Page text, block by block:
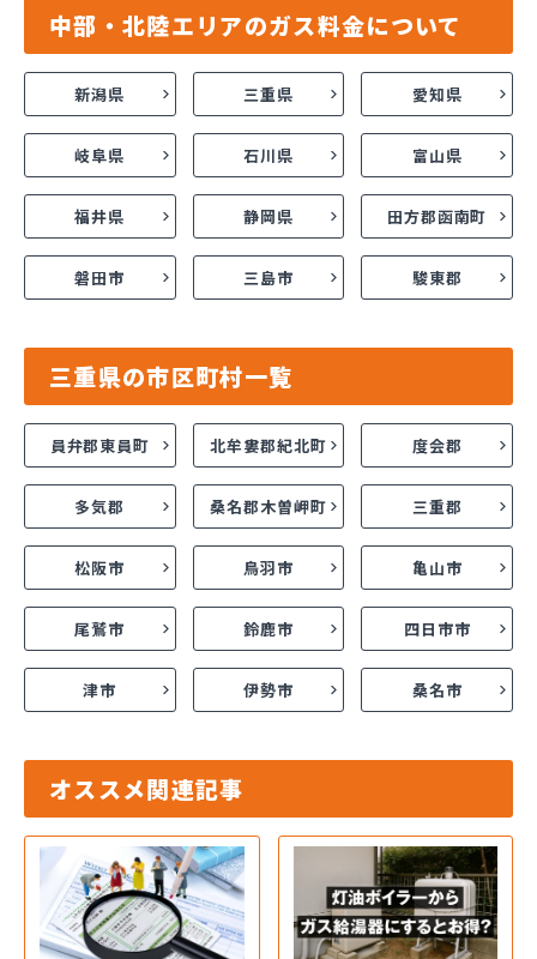
中部・北陸エリアのガス料金について
新潟県 三重県 愛知県
岐阜県 石川県 富山県
福井県 静岡県 田方郡函南町
磐田市 三島市 駿東郡
三重県の市区町村一覧
員弁郡東員町 北牟婁郡紀北町 度会郡
多気郡 桑名郡木曽岬町 三重郡
松阪市 鳥羽市 亀山市
尾鷲市 鈴鹿市 四日市市
津市 伊勢市 桑名市
オススメ関連記事